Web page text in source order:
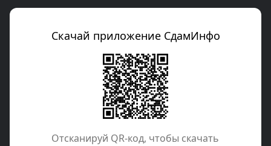
Скачай приложение СдамИнфо
Отcканируй QR-код, чтобы скачать